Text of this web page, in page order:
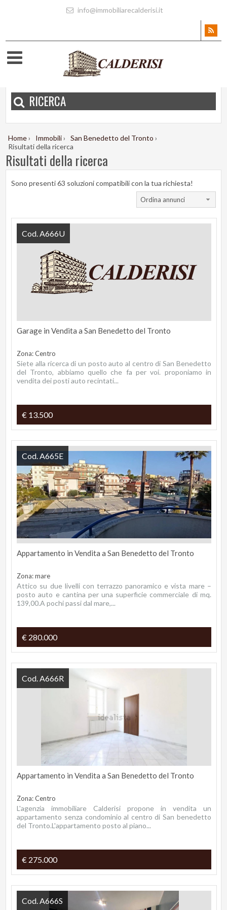
info@immobiliarecalderisi.it
RICERCA
Home› Immobili› San Benedetto del Tronto ›
Risultati della ricerca
Risultati della ricerca
Sono presenti 63 soluzioni compatibili con la tua richiesta!
Ordina annunci
Garage in Vendita a San Benedetto del Tronto
Zona: Centro
Siete alla ricerca di un posto auto al centro di San Benedetto
del Tronto, abbiamo quello che fa per voi. proponiamo in
vendita dei posti auto recintati...
€ 13.500
Cod. A666U
Appartamento in Vendita a San Benedetto del Tronto
Zona: mare
Attico su due livelli con terrazzo panoramico e vista mare –
posto auto e cantina per una superficie commerciale di mq.
139,00.A pochi passi dal mare,...
€ 280.000
Cod. A665E
Appartamento in Vendita a San Benedetto del Tronto
Zona: Centro
L'agenzia immobiliare Calderisi propone in vendita un
appartamento senza condominio al centro di San benedetto
del Tronto.L'appartamento posto al piano...
€ 275.000
Cod. A666R
Cod. A666S